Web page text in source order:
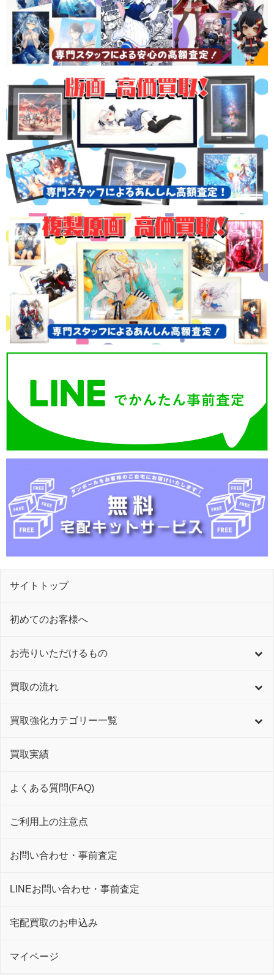
サイトトップ
初めてのお客様へ
お売りいただけるもの
買取の流れ
買取強化カテゴリー一覧
買取実績
よくある質問(FAQ)
ご利用上の注意点
お問い合わせ・事前査定
LINEお問い合わせ・事前査定
宅配買取のお申込み
マイページ